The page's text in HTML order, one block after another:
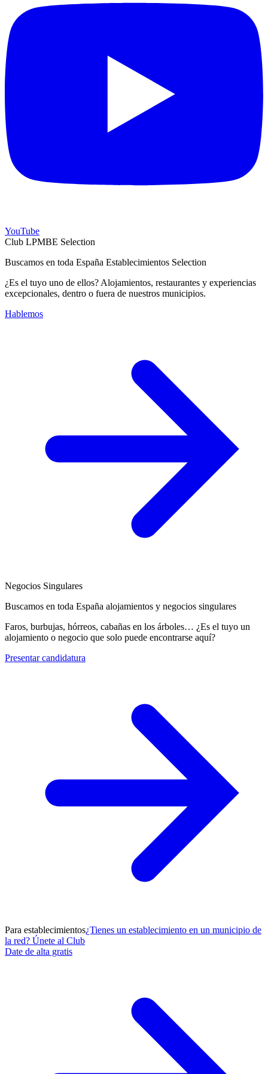
YouTube
Club LPMBE Selection
Buscamos en toda España Establecimientos Selection
¿Es el tuyo uno de ellos? Alojamientos, restaurantes y experiencias
excepcionales, dentro o fuera de nuestros municipios.
Hablemos
Negocios Singulares
Buscamos en toda España alojamientos y negocios singulares
Faros, burbujas, hórreos, cabañas en los árboles… ¿Es el tuyo un
alojamiento o negocio que solo puede encontrarse aquí?
Presentar candidatura
Para establecimientos¿Tienes un establecimiento en un municipio de
la red? Únete al Club
Date de alta gratis